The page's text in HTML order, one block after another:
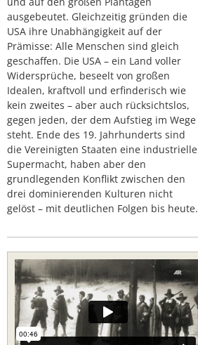
ausgebeutet. Gleichzeitig gründen die
USA ihre Unabhängigkeit auf der
Prämisse: Alle Menschen sind gleich
geschaffen. Die USA – ein Land voller
Widersprüche, beseelt von großen
Idealen, kraftvoll und erfinderisch wie
kein zweites – aber auch rücksichtslos,
gegen jeden, der dem Aufstieg im Wege
steht. Ende des 19. Jahrhunderts sind
die Vereinigten Staaten eine industrielle
Supermacht, haben aber den
grundlegenden Konflikt zwischen den
drei dominierenden Kulturen nicht
gelöst – mit deutlichen Folgen bis heute.